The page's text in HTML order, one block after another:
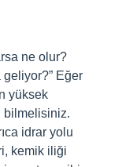
ne olur?
Eğer
yüksek
bilmelisiniz.
idrar yolu
kemik iliği